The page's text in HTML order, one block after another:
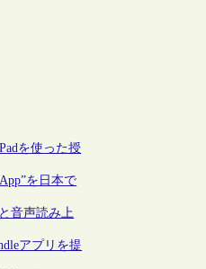
を使った授
を日本で
音声読み上
アプリを提